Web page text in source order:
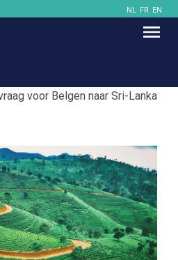
NL FR EN
voor Belgen naar Sri-Lanka